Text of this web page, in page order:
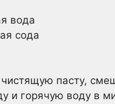
вода
сода
чистящую пасту,
и горячую воду в